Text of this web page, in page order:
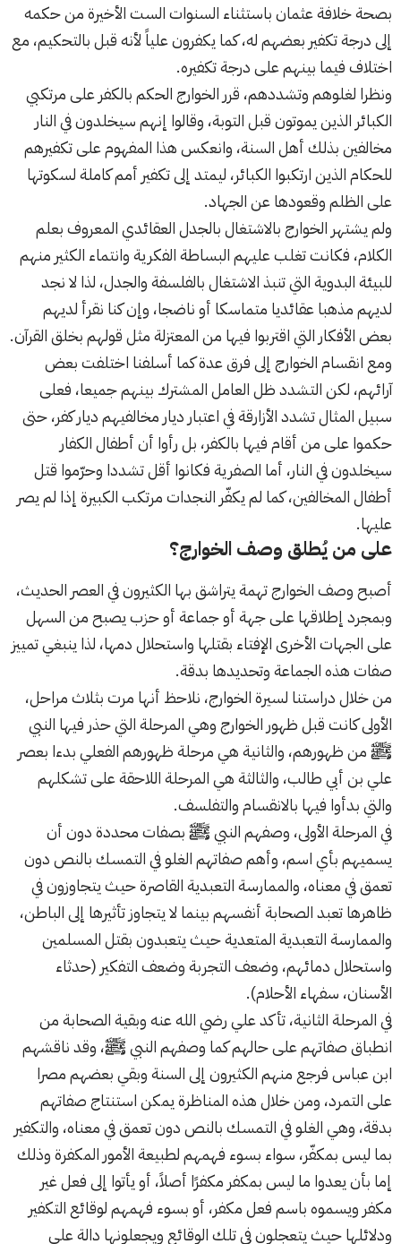
بصحة خلافة عثمان باستثناء السنوات الست الأخيرة من حكمه
إلى درجة تكفير بعضهم له، كما يكفرون علياً لأنه قبل بالتحكيم، مع
اختلاف فيما بينهم على درجة تكفيره.
ونظرا لغلوهم وتشددهم، قرر الخوارج الحكم بالكفر على مرتكبي
الكبائر الذين يموتون قبل التوبة، وقالوا إنهم سيخلدون في النار
مخالفين بذلك أهل السنة، وانعكس هذا المفهوم على تكفيرهم
للحكام الذين ارتكبوا الكبائر، ليمتد إلى تكفير أمم كاملة لسكوتها
على الظلم وقعودها عن الجهاد.
ولم يشتهر الخوارج بالاشتغال بالجدل العقائدي المعروف بعلم
الكلام، فكانت تغلب عليهم البساطة الفكرية وانتماء الكثير منهم
للبيئة البدوية التي تنبذ الاشتغال بالفلسفة والجدل، لذا لا نجد
لديهم مذهبا عقائديا متماسكا أو ناضجا، وإن كنا نقرأ لديهم
بعض الأفكار التي اقتربوا فيها من المعتزلة مثل قولهم بخلق القرآن.
ومع انقسام الخوارج إلى فرق عدة كما أسلفنا اختلفت بعض
آرائهم، لكن التشدد ظل العامل المشترك بينهم جميعا، فعلى
سبيل المثال تشدد الأزارقة في اعتبار ديار مخالفيهم ديار كفر، حتى
حكموا على من أقام فيها بالكفر، بل رأوا أن أطفال الكفار
سيخلدون في النار، أما الصفرية فكانوا أقل تشددا وحرّموا قتل
أطفال المخالفين، كما لم يكفّر النجدات مرتكب الكبيرة إذا لم يصر
عليها.
على من يُطلق وصف الخوارج؟
أصبح وصف الخوارج تهمة يتراشق بها الكثيرون في العصر الحديث،
وبمجرد إطلاقها على جهة أو جماعة أو حزب يصبح من السهل
على الجهات الأخرى الإفتاء بقتلها واستحلال دمها، لذا ينبغي تمييز
صفات هذه الجماعة وتحديدها بدقة.
من خلال دراستنا لسيرة الخوارج، نلاحظ أنها مرت بثلاث مراحل،
الأولى كانت قبل ظهور الخوارج وهي المرحلة التي حذر فيها النبي
ﷺ من ظهورهم، والثانية هي مرحلة ظهورهم الفعلي بدءا بعصر
علي بن أبي طالب، والثالثة هي المرحلة اللاحقة على تشكلهم
والتي بدأوا فيها بالانقسام والتفلسف.
في المرحلة الأولى، وصفهم النبي ﷺ بصفات محددة دون أن
يسميهم بأي اسم، وأهم صفاتهم الغلو في التمسك بالنص دون
تعمق في معناه، والممارسة التعبدية القاصرة حيث يتجاوزون في
ظاهرها تعبد الصحابة أنفسهم بينما لا يتجاوز تأثيرها إلى الباطن،
والممارسة التعبدية المتعدية حيث يتعبدون بقتل المسلمين
واستحلال دمائهم، وضعف التجربة وضعف التفكير (حدثاء
الأسنان، سفهاء الأحلام).
في المرحلة الثانية، تأكد علي رضي الله عنه وبقية الصحابة من
انطباق صفاتهم على حالهم كما وصفهم النبي ﷺ، وقد ناقشهم
ابن عباس فرجع منهم الكثيرون إلى السنة وبقي بعضهم مصرا
على التمرد، ومن خلال هذه المناظرة يمكن استنتاج صفاتهم
بدقة، وهي الغلو في التمسك بالنص دون تعمق في معناه، والتكفير
بما ليس بمكفّر، سواء بسوء فهمهم لطبيعة الأمور المكفرة وذلك
إما بأن يعدوا ما ليس بمكفر مكفرًا أصلاً، أو يأتوا إلى فعل غير
مكفر ويسموه باسم فعل مكفر، أو بسوء فهمهم لوقائع التكفير
ودلائلها حيث يتعجلون في تلك الوقائع ويجعلونها دالة على